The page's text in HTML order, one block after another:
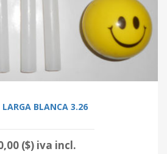
LARGA BLANCA 3.26
($) iva incl.